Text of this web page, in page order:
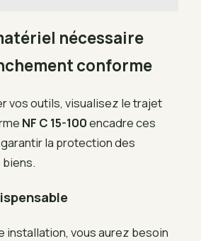
nécessaire
conforme
vos outils, visualisez le trajet
NF C 15-100encadre ces
la protection des
installation, vous aurez besoin